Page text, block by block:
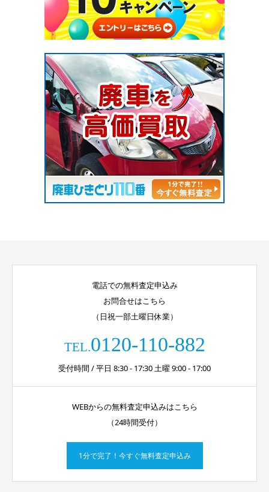
電話での無料査定申込み
お問合せはこちら
（日祝一部土曜日休業）
TEL.0120-110-882
受付時間 / 平日 8:30 - 17:30 土曜 9:00 - 17:00
WEBからの無料査定申込みはこちら
（24時間受付）
1分で完了！今すぐ無料査定申込み